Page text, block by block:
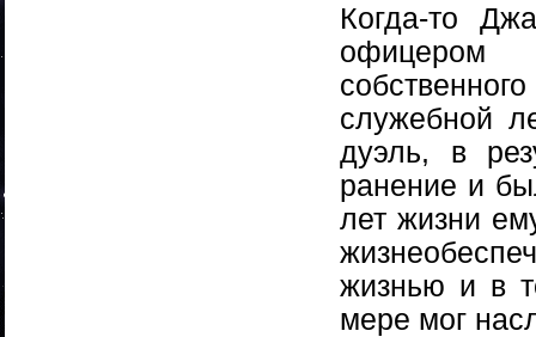
Когда-то
офицером
служебной
дуэль, в
ранение и
лет жизни
жизнью и в
мере мог